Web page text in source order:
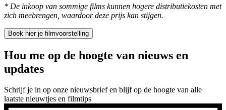
* De inkoop van sommige films kunnen hogere distributiekosten met
zich meebrengen, waardoor deze prijs kan stijgen.
Boek hier je filmvoorstelling
Hou me op de hoogte van nieuws en
updates
Schrijf je in op onze nieuwsbrief en blijf op de hoogte van alle
laatste nieuwtjes en filmtips